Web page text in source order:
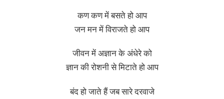
कण कण में बसते हो आप
जन मन में विराजते हो आप
जीवन में अज्ञान के अंधेरे को
ज्ञान की रोशनी से मिटाते हो आप
बंद हो जाते हैं जब सारे दरवाजे